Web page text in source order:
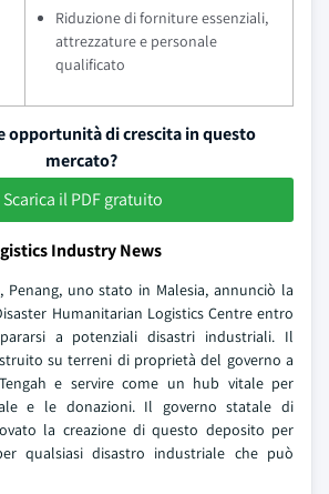
Riduzione di forniture essenziali,
attrezzature e personale
qualificato
opportunità di crescita in questo
mercato?
Scarica il PDF gratuito
Industry News
Penang, uno stato in Malesia, annunciò la
Humanitarian Logistics Centre entro
a potenziali disastri industriali. Il
su terreni di proprietà del governo a
e servire come un hub vitale per
e le donazioni. Il governo statale di
la creazione di questo deposito per
qualsiasi disastro industriale che può